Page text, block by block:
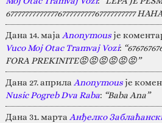
67777777777777677777777767777777777
Дана 14. маја Anonymousје
Vuco Moj Otac Tramvaj Vozi:
FORA PREKINITE😡😡😡😡😡😡”
Дана 27. априла Anonymousје
Nusic Pogreb Dva Raba: “Baba Ana”
Дана 31. марта Анђелко